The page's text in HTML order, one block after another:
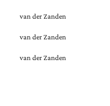
van der Zanden
van der Zanden
van der Zanden